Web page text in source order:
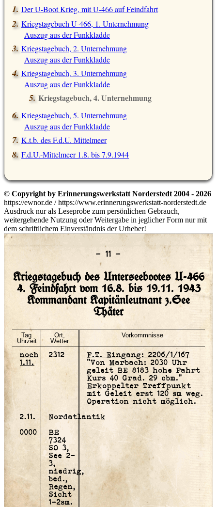
Der U-Boot Krieg, mit U-466 auf Feindfahrt
Kriegstagebuch U-466, 1. Unternehmung
Auszug aus der Funkkladde
Kriegstagebuch, 2. Unternehmung
Auszug aus der Funkkladde
Kriegstagebuch, 3. Unternehmung
Auszug aus der Funkkladde
Kriegstagebuch, 4. Unternehmung
Kriegstagebuch, 5. Unternehmung
Auszug aus der Funkkladde
K.t.b. des F.d.U. Mittelmeer
F.d.U.-Mittelmeer 1.8. bis 7.9.1944
© Copyright by Erinnerungswerkstatt Norderstedt 2004 - 2026
https://ewnor.de / https://www.erinnerungswerkstatt-norderstedt.de
Ausdruck nur als Leseprobe zum persönlichen Gebrauch,
weitergehende Nutzung oder Weitergabe in jeglicher Form nur mit
dem schriftlichem Einverständnis der Urheber!
– 11 –
Kriegstagebuch des Unterseebootes U-466
4. Feindfahrt vom 16.8. bis 19.11. 1943
Kommandant Kapitänleutnant z.See
Thäter
Tag
Uhrzeit
Ort,
Wetter
Vorkommnisse
noch
1.11.
2312
F.T. Eingang: 2206/1/167
"Von Marbach: 2030 Uhr
geleit BE 8183 hohe Fahrt
Kurs 40 Grad. 29 cbm."
Erkoppelter Treffpunkt
mit Geleit erst 120 sm weg.
Operation nicht möglich.
2.11.
Nordatlantik
0000
BE
7324
SO 3,
See 2-
3,
niedrig,
bed.,
Regen,
Sicht
1-2sm.